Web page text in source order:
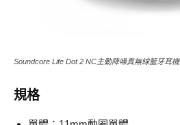
Soundcore Life Dot 2 NC主動降噪真無線藍牙耳機
規格